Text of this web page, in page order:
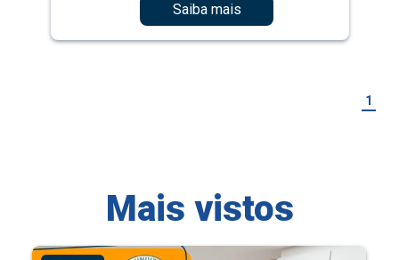
Saiba mais
1
Mais vistos